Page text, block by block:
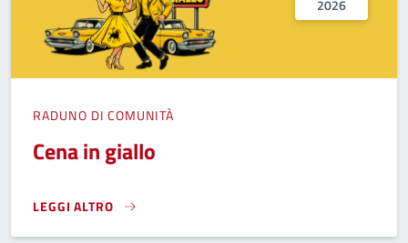
2026
RADUNO DI COMUNITÀ
Cena in giallo
LEGGI ALTRO
CENA IN GIALLO}